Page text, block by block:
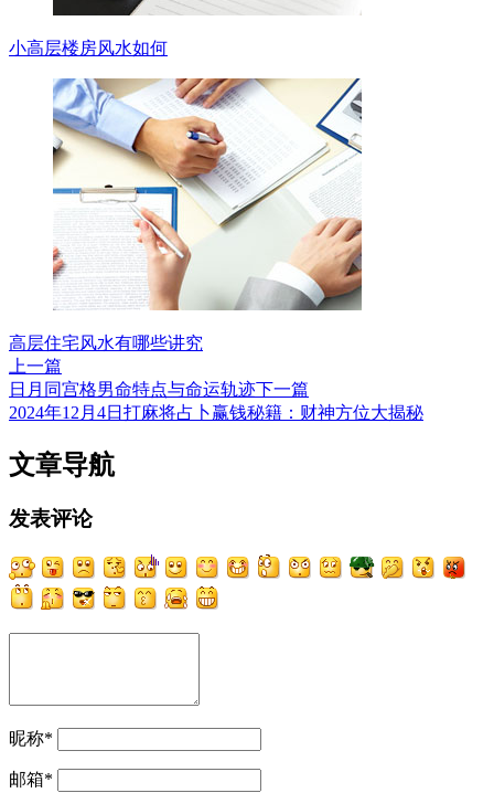
小高层楼房风水如何
高层住宅风水有哪些讲究
上一篇
日月同宫格男命特点与命运轨迹下一篇
2024年12月4日打麻将占卜赢钱秘籍：财神方位大揭秘
文章导航
发表评论
昵称*
邮箱*